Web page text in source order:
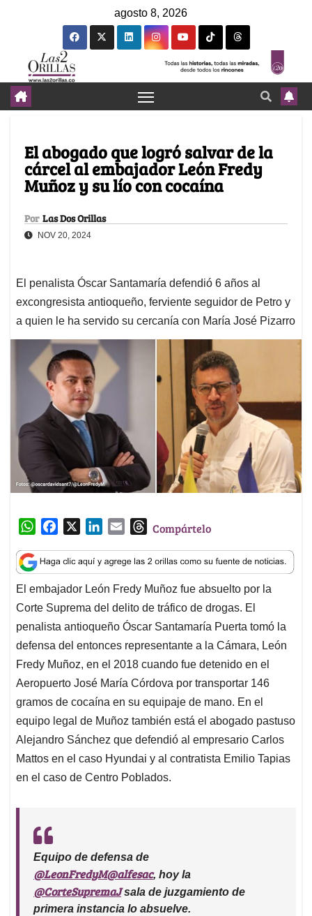
agosto 8, 2026
El abogado que logró salvar de la
cárcel al embajador León Fredy
Muñoz y su lío con cocaína
Por Las Dos Orillas
NOV 20, 2024
El penalista Óscar Santamaría defendió 6 años al
excongresista antioqueño, ferviente seguidor de Petro y
a quien le ha servido su cercanía con María José Pizarro
W
a
t
s
A
p
p
c
e
b
o
o
k
n
k
e
d
I
n
a
i
l
T
r
e
a
d
s
Compártelo
El embajador León Fredy Muñoz fue absuelto por la
Corte Suprema del delito de tráfico de drogas. El
penalista antioqueño Óscar Santamaría Puerta tomó la
defensa del entonces representante a la Cámara, León
Fredy Muñoz, en el 2018 cuando fue detenido en el
Aeropuerto José María Córdova por transportar 146
gramos de cocaína en su equipaje de mano. En el
equipo legal de Muñoz también está el abogado pastuso
Alejandro Sánchez que defendió al empresario Carlos
Mattos en el caso Hyundai y al contratista Emilio Tapias
en el caso de Centro Poblados.
Equipo de defensa de
@LeonFredyM@alfesac, hoy la
@CorteSupremaJsala de juzgamiento de
primera instancia lo absuelve.